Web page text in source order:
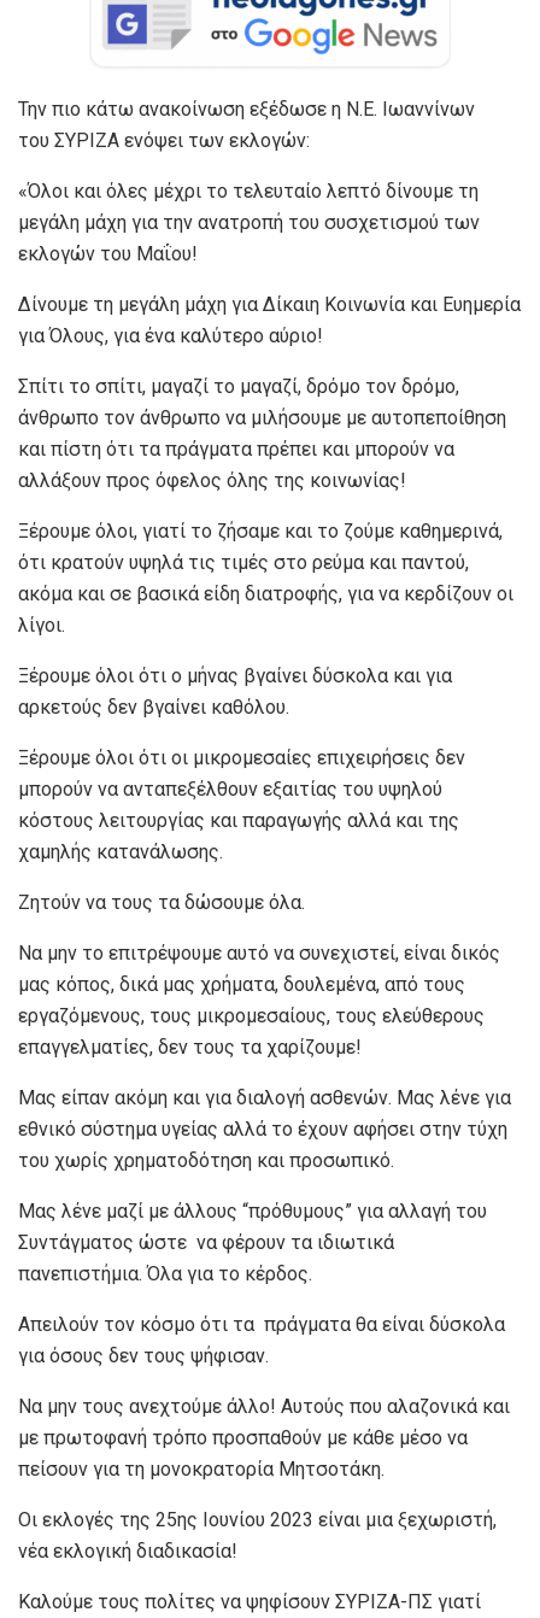
Την πιο κάτω ανακοίνωση εξέδωσε η Ν.Ε. Ιωαννίνων
του ΣΥΡΙΖΑ ενόψει των εκλογών:
«Όλοι και όλες μέχρι το τελευταίο λεπτό δίνουμε τη
μεγάλη μάχη για την ανατροπή του συσχετισμού των
εκλογών του Μαΐου!
Δίνουμε τη μεγάλη μάχη για Δίκαιη Κοινωνία και Ευημερία
για Όλους, για ένα καλύτερο αύριο!
Σπίτι το σπίτι, μαγαζί το μαγαζί, δρόμο τον δρόμο,
άνθρωπο τον άνθρωπο να μιλήσουμε με αυτοπεποίθηση
και πίστη ότι τα πράγματα πρέπει και μπορούν να
αλλάξουν προς όφελος όλης της κοινωνίας!
Ξέρουμε όλοι, γιατί το ζήσαμε και το ζούμε καθημερινά,
ότι κρατούν υψηλά τις τιμές στο ρεύμα και παντού,
ακόμα και σε βασικά είδη διατροφής, για να κερδίζουν οι
λίγοι.
Ξέρουμε όλοι ότι ο μήνας βγαίνει δύσκολα και για
αρκετούς δεν βγαίνει καθόλου.
Ξέρουμε όλοι ότι οι μικρομεσαίες επιχειρήσεις δεν
μπορούν να ανταπεξέλθουν εξαιτίας του υψηλού
κόστους λειτουργίας και παραγωγής αλλά και της
χαμηλής κατανάλωσης.
Ζητούν να τους τα δώσουμε όλα.
Να μην το επιτρέψουμε αυτό να συνεχιστεί, είναι δικός
μας κόπος, δικά μας χρήματα, δουλεμένα, από τους
εργαζόμενους, τους μικρομεσαίους, τους ελεύθερους
επαγγελματίες, δεν τους τα χαρίζουμε!
Μας είπαν ακόμη και για διαλογή ασθενών. Μας λένε για
εθνικό σύστημα υγείας αλλά το έχουν αφήσει στην τύχη
του χωρίς χρηματοδότηση και προσωπικό.
Μας λένε μαζί με άλλους “πρόθυμους” για αλλαγή του
Συντάγματος ώστε να φέρουν τα ιδιωτικά
πανεπιστήμια. Όλα για το κέρδος.
Απειλούν τον κόσμο ότι τα πράγματα θα είναι δύσκολα
για όσους δεν τους ψήφισαν.
Να μην τους ανεχτούμε άλλο! Αυτούς που αλαζονικά και
με πρωτοφανή τρόπο προσπαθούν με κάθε μέσο να
πείσουν για τη μονοκρατορία Μητσοτάκη.
Οι εκλογές της 25ης Ιουνίου 2023 είναι μια ξεχωριστή,
νέα εκλογική διαδικασία!
Καλούμε τους πολίτες να ψηφίσουν ΣΥΡΙΖΑ-ΠΣ γιατί